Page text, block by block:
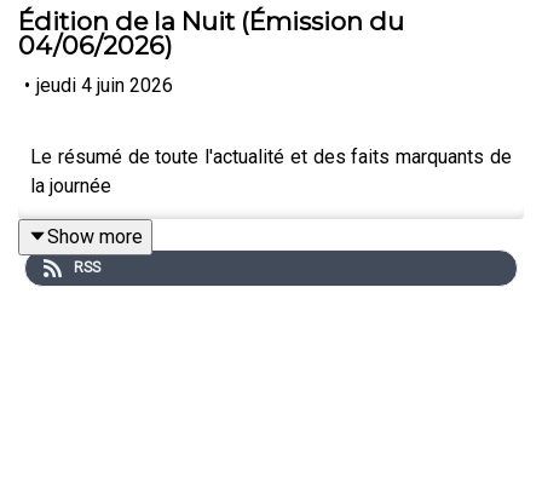
Édition de la Nuit (Émission du
04/06/2026)
• jeudi 4 juin 2026
Le résumé de toute l'actualité et des faits marquants de
la journée
Show more
RSS